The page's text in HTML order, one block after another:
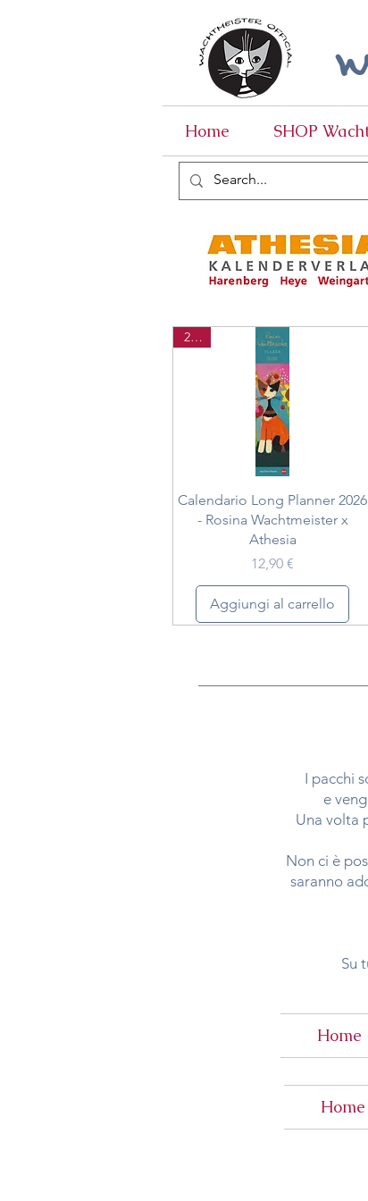
Home SHOP
Vista rapida
2026
Calendario Long Planner 2026
- Rosina Wachtmeister x
Athesia
Prezzo
12,90 €
Aggiungi al carrello
I pacchi
e
Una volta
Non ci è
saranno
Su
Home
Home